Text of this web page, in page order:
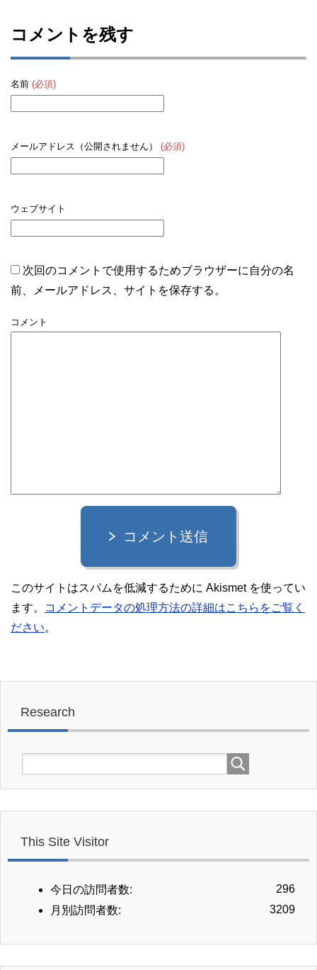
コメントを残す
名前 (必須)
メールアドレス（公開されません） (必須)
ウェブサイト
次回のコメントで使用するためブラウザーに自分の名
前、メールアドレス、サイトを保存する。
コメント
コメント送信
このサイトはスパムを低減するために Akismet を使ってい
ます。
コメントデータの処理方法の詳細はこちらをご覧く
ださい。
Research
This Site Visitor
296
今日の訪問者数:
3209
月別訪問者数: